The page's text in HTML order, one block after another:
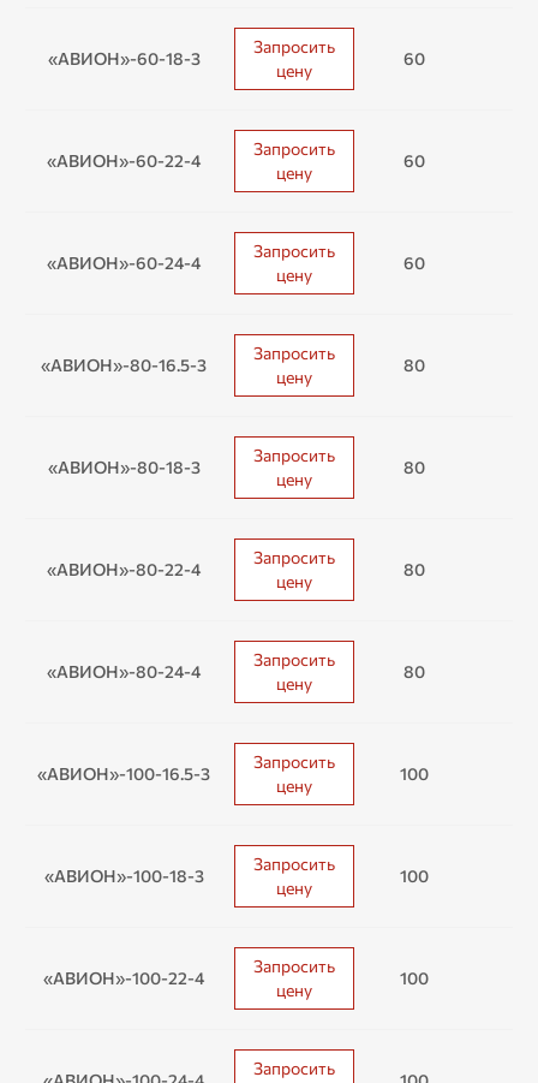
«АВИОН»-60-18-3
Запросить
цену
60
«АВИОН»-60-22-4
Запросить
цену
60
«АВИОН»-60-24-4
Запросить
цену
60
«АВИОН»-80-16.5-3
Запросить
цену
80
«АВИОН»-80-18-3
Запросить
цену
80
«АВИОН»-80-22-4
Запросить
цену
80
«АВИОН»-80-24-4
Запросить
цену
80
«АВИОН»-100-16.5-3
Запросить
цену
100
«АВИОН»-100-18-3
Запросить
цену
100
«АВИОН»-100-22-4
Запросить
цену
100
Запросить